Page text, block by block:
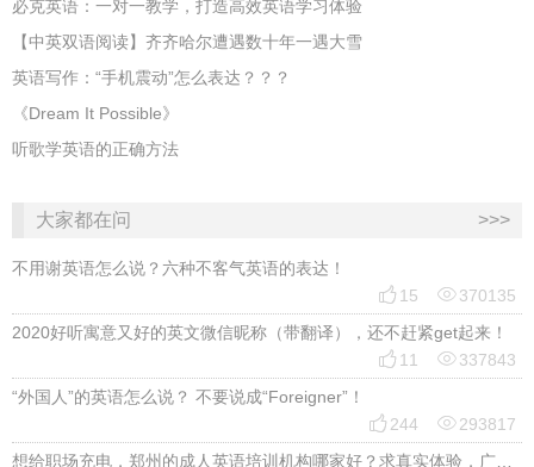
必克英语：一对一教学，打造高效英语学习体验
【中英双语阅读】齐齐哈尔遭遇数十年一遇大雪
英语写作：“手机震动”怎么表达？？？
《Dream It Possible》
听歌学英语的正确方法
大家都在问 >>>
不用谢英语怎么说？六种不客气英语的表达！
 15 370135
2020好听寓意又好的英文微信昵称（带翻译），还不赶紧get起来！
 11 337843
“外国人”的英语怎么说？ 不要说成“Foreigner”！
 244 293817
想给职场充电，郑州的成人英语培训机构哪家好？求真实体验，广告勿扰，感谢！